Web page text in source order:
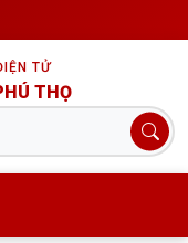
TỬ
THỌ